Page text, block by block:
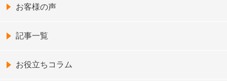
お客様の声
記事一覧
お役立ちコラム